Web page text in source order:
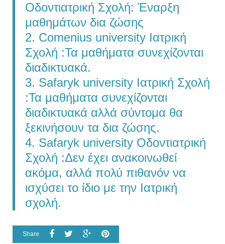
Οδοντιατρική Σχολή: Έναρξη
μαθημάτων δια ζώσης
2. Comenius university Ιατρική
Σχολή :Τα μαθήματα συνεχίζονται
διαδικτυακά.
3. Safaryk university Ιατρική Σχολή
:Τα μαθήματα συνεχίζονται
διαδικτυακά αλλά σύντομα θα
ξεκινήσουν τα δια ζώσης.
4. Safaryk university Οδοντιατρική
Σχολή :Δεν έχει ανακοινωθεί
ακόμα, αλλά πολύ πιθανόν να
ισχύσει το ίδιο με την Ιατρική
σχολή.
Share